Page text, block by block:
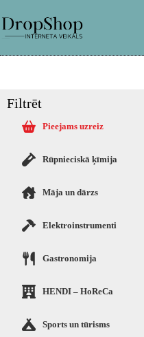
Filtrēt
Pieejams uzreiz
Rūpnieciskā ķīmija
Māja un dārzs
Elektroinstrumenti
Gastronomija
HENDI – HoReCa
Sports un tūrisms